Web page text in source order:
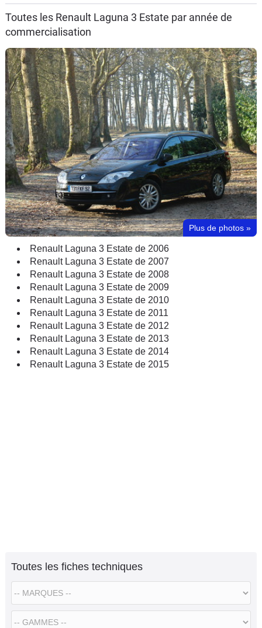
Toutes les Renault Laguna 3 Estate par année de
commercialisation
Plus de photos »
Renault Laguna 3 Estate de 2006
Renault Laguna 3 Estate de 2007
Renault Laguna 3 Estate de 2008
Renault Laguna 3 Estate de 2009
Renault Laguna 3 Estate de 2010
Renault Laguna 3 Estate de 2011
Renault Laguna 3 Estate de 2012
Renault Laguna 3 Estate de 2013
Renault Laguna 3 Estate de 2014
Renault Laguna 3 Estate de 2015
Toutes les fiches techniques